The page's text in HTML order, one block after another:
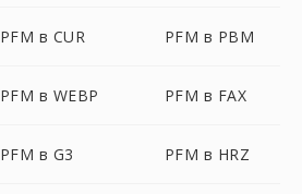
PFM в CUR PFM в PBM
PFM в WEBP PFM в FAX
PFM в G3 PFM в HRZ